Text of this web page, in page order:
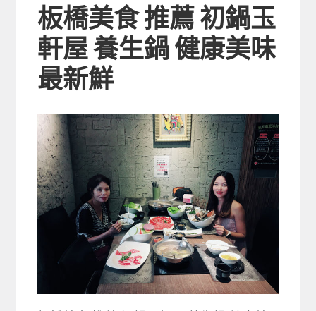
板橋美食 推薦 初鍋玉
軒屋 養生鍋 健康美味
最新鮮